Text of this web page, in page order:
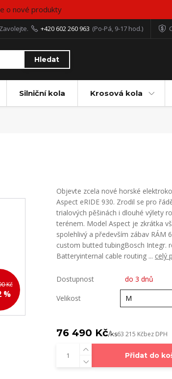
o nové produkty
Hledat
+420 602 260 963 (Po-Pá, 9-17 hod.)
Silniční kola Krosová kola
Kč
%
Objevte zcela nové horské
Aspect eRIDE 930. Zrodil se pro
trialových pěšinách i dlouhé výlety
terénem. Model Aspect je zkrátka
spolehlivý a především zábav RÁM
custom butted tubingBosch Integr.
Batteryinternal cable routing ... celý
Dostupnost do 3 dnů
Velikost
76 490 Kč/ks63 215 Kčbez DPH
Přidat do